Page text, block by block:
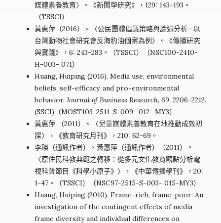
媒體素養教育〉。《新聞學研究》，129: 143-193。
（TSSCI）
黃惠萍（2016）。〈公民團體倡議策略與論述分析—以
台灣動物社會研究會反海豹油個案為例〉。《傳播研究
與實踐》，6: 243-283。（TSSCI）（NSC100-2410-
H-003- 071）
Huang, Huiping (2016). Media use, environmental
beliefs, self-efficacy, and pro-environmental
behavior. Journal of Business Research, 69, 2206-2212.
(SSCI)（MOST103-2511-S-009 -012 -MY3）
黃惠萍 （2011）。〈兒童媒體素養教育在地推動成效初
探〉，《教育研究月刊》，210: 62-69。
李瑛（通訊作者）、黃惠萍（通訊作者）（2011）。
〈原住民科教典範之轉移：從多元文化教育觀點分析電
視科普節目《科學小原子》〉，《中華傳播學刊》，20:
1-47。（TSSCI）（NSC97-2515-S-003- 015-MY3）
Huang, Huiping (2010). Frame-rich, frame-poor: An
investigation of the contingent effects of media
frame diversity and individual differences on